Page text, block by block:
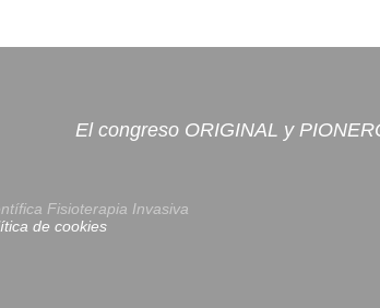
El congreso ORIGINAL y
Fisioterapia Invasiva
de cookies